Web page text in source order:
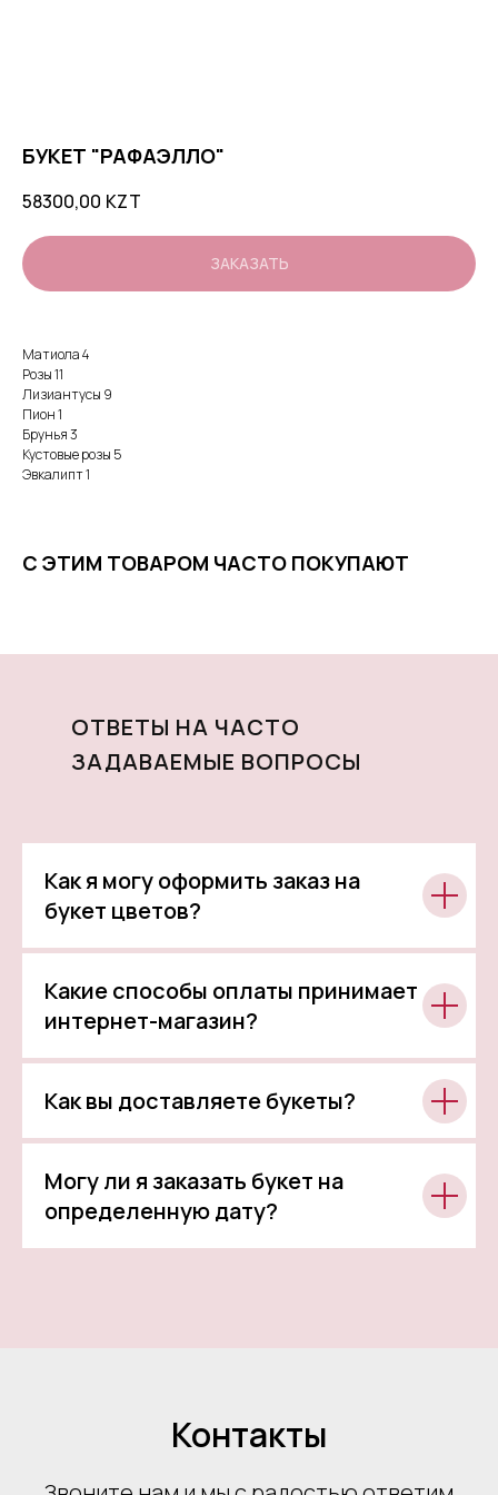
БУКЕТ "РАФАЭЛЛО"
58300,00 KZT
ЗАКАЗАТЬ
Матиола 4
Розы 11
Лизиантусы 9
Пион 1
Брунья 3
Кустовые розы 5
Эвкалипт 1
С ЭТИМ ТОВАРОМ ЧАСТО ПОКУПАЮТ
ОТВЕТЫ НА ЧАСТО
ЗАДАВАЕМЫЕ ВОПРОСЫ
Как я могу оформить заказ на
букет цветов?
Какие способы оплаты принимает
интернет-магазин?
Как вы доставляете букеты?
Могу ли я заказать букет на
определенную дату?
Контакты